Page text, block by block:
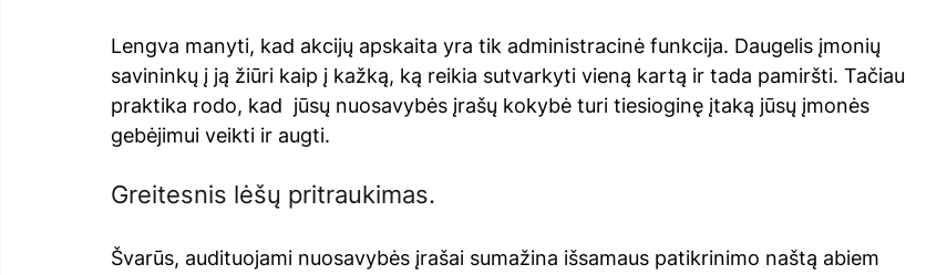
Lengva manyti, kad akcijų apskaita yra tik administracinė funkcija. Daugelis įmonių
savininkų į ją žiūri kaip į kažką, ką reikia sutvarkyti vieną kartą ir tada pamiršti. Tačiau
praktika rodo, kad  jūsų nuosavybės įrašų kokybė turi tiesioginę įtaką jūsų įmonės
gebėjimui veikti ir augti.
Greitesnis lėšų pritraukimas.
Švarūs, audituojami nuosavybės įrašai sumažina išsamaus patikrinimo naštą abiem